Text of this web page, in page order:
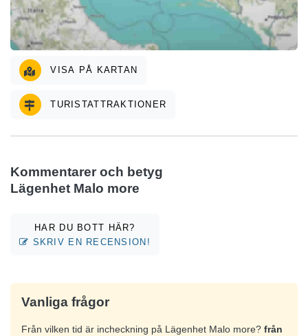
VISA PÅ KARTAN
TURISTATTRAKTIONER
Kommentarer och betyg
Lägenhet Malo more
HAR DU BOTT HÄR?
SKRIV EN RECENSION!
Vanliga frågor
Från vilken tid är incheckning på Lägenhet Malo more? från